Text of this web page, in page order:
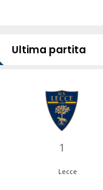
Ultima partita
1
Lecce